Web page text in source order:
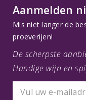
Aanmelden
Mis niet langer de
proeverijen!
De scherpste
Handige wijn en